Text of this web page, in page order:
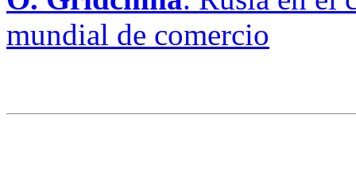
mundial de comercio